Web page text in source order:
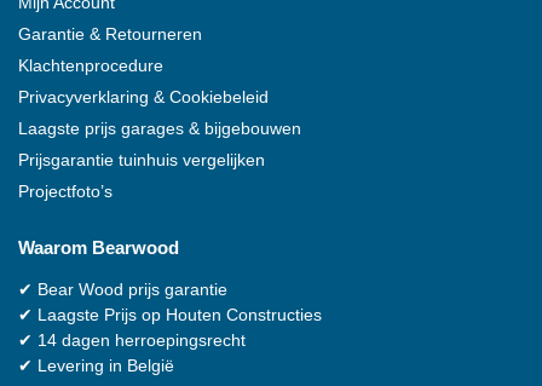
Garantie & Retourneren
Klachtenprocedure
Privacyverklaring & Cookiebeleid
Laagste prijs garages & bijgebouwen
Prijsgarantie tuinhuis vergelijken
Projectfoto’s
Waarom Bearwood
✔ Bear Wood prijs garantie
✔ Laagste Prijs op Houten Constructies
✔ 14 dagen herroepingsrecht
✔ Levering in België